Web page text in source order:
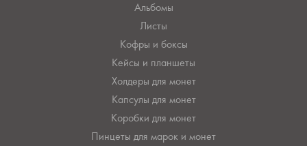
Альбомы
Листы
Кофры и боксы
Кейсы и планшеты
Холдеры для монет
Капсулы для монет
Коробки для монет
Пинцеты для марок и монет